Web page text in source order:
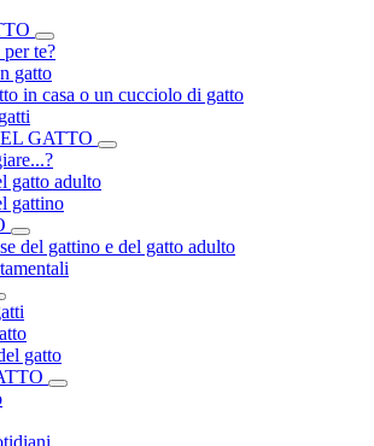
te?
gatto
in casa o un cucciolo di gatto
GATTO
gatto adulto
gattino
del gattino e del gatto adulto
gatto